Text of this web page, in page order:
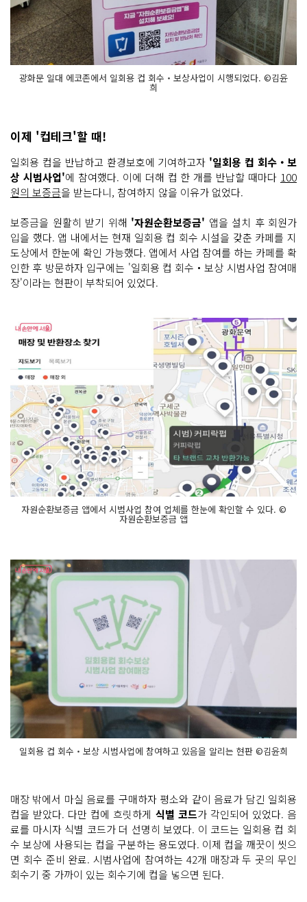
광화문 일대 에코존에서 일회용 컵 회수‧보상사업이 시행되었다. ©김윤
희
이제 '컵테크'할 때!
일회용 컵을 반납하고 환경보호에 기여하고자 '일회용 컵 회수‧보
상 시범사업'에 참여했다. 이에 더해 컵 한 개를 반납할 때마다 100
원의 보증금을 받는다니, 참여하지 않을 이유가 없었다.
보증금을 원활히 받기 위해 '자원순환보증금' 앱을 설치 후 회원가
입을 했다. 앱 내에서는 현재 일회용 컵 회수 시설을 갖춘 카페를 지
도상에서 한눈에 확인 가능했다. 앱에서 사업 참여를 하는 카페를 확
인한 후 방문하자 입구에는 '일회용 컵 회수‧보상 시범사업 참여매
장'이라는 현판이 부착되어 있었다.
자원순환보증금 앱에서 시범사업 참여 업체를 한눈에 확인할 수 있다. ©
자원순환보증금 앱
일회용 컵 회수‧보상 시범사업에 참여하고 있음을 알리는 현판 ©김윤희
매장 밖에서 마실 음료를 구매하자 평소와 같이 음료가 담긴 일회용
컵을 받았다. 다만 컵에 흐릿하게 식별 코드가 각인되어 있었다. 음
료를 마시자 식별 코드가 더 선명히 보였다. 이 코드는 일회용 컵 회
수 보상에 사용되는 컵을 구분하는 용도였다. 이제 컵을 깨끗이 씻으
면 회수 준비 완료. 시범사업에 참여하는 42개 매장과 두 곳의 무인
회수기 중 가까이 있는 회수기에 컵을 넣으면 된다.